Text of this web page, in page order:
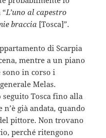
“L’uno al capestro
braccia [Tosca]”.
di Scarpia
mentre a un piano
in corso i
Melas.
Tosca fino alla
già andata, quando
pittore. Non trovano
perché ritengono